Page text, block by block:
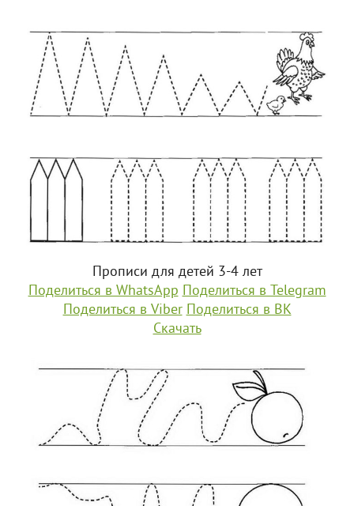
Прописи для детей 3-4 лет
Поделиться в WhatsApp Поделиться в Telegram
Поделиться в Viber Поделиться в ВК
Скачать